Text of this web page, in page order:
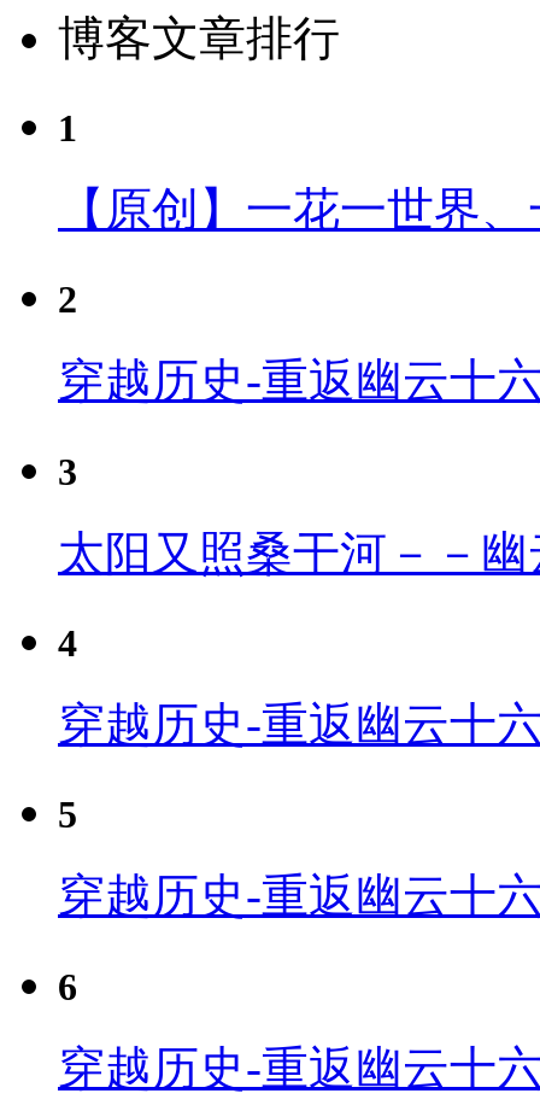
博客文章排行
1
【原创】一花一世界
2
穿越历史-重返幽云十
3
太阳又照桑干河－－
4
穿越历史-重返幽云十
5
穿越历史-重返幽云十
6
穿越历史-重返幽云十